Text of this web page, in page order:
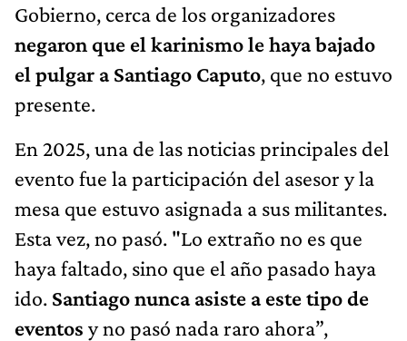
Gobierno, cerca de los organizadores
negaron que el karinismo le haya bajado
el pulgar a Santiago Caputo, que no estuvo
presente.
En 2025, una de las noticias principales del
evento fue la participación del asesor y la
mesa que estuvo asignada a sus militantes.
Esta vez, no pasó. "Lo extraño no es que
haya faltado, sino que el año pasado haya
ido. Santiago nunca asiste a este tipo de
eventos y no pasó nada raro ahora”,